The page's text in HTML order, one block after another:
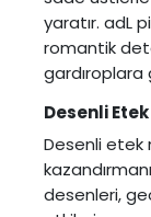
yaratır. adL
romantik
gardıroplara
Desenli
Desenli etek
desenleri,